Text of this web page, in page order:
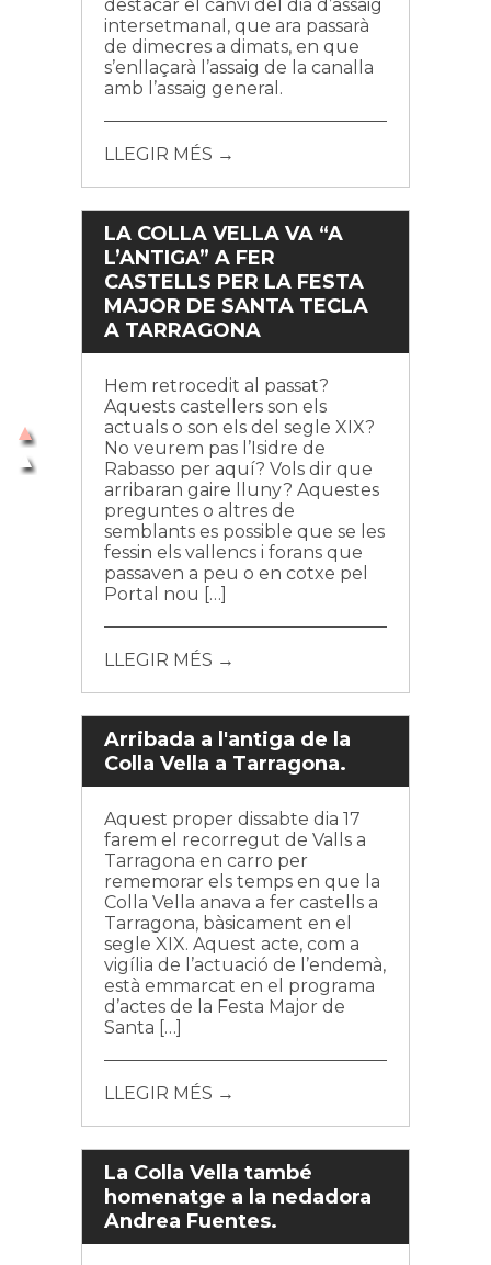
destacar el canvi del dia d’assaig
intersetmanal, que ara passarà
de dimecres a dimats, en que
s’enllaçarà l’assaig de la canalla
amb l’assaig general.
LLEGIR MÉS →
LA COLLA VELLA VA “A
L’ANTIGA” A FER
CASTELLS PER LA FESTA
MAJOR DE SANTA TECLA
A TARRAGONA
Hem retrocedit al passat?
Aquests castellers son els
actuals o son els del segle XIX?
No veurem pas l’Isidre de
Rabasso per aquí? Vols dir que
arribaran gaire lluny? Aquestes
preguntes o altres de
semblants es possible que se les
fessin els vallencs i forans que
passaven a peu o en cotxe pel
Portal nou […]
LLEGIR MÉS →
Arribada a l'antiga de la
Colla Vella a Tarragona.
Aquest proper dissabte dia 17
farem el recorregut de Valls a
Tarragona en carro per
rememorar els temps en que la
Colla Vella anava a fer castells a
Tarragona, bàsicament en el
segle XIX. Aquest acte, com a
vigília de l’actuació de l’endemà,
està emmarcat en el programa
d’actes de la Festa Major de
Santa […]
LLEGIR MÉS →
La Colla Vella també
homenatge a la nedadora
Andrea Fuentes.